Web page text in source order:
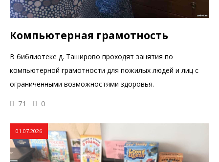
Компьютерная грамотность
В библиотеке д. Таширово проходят занятия по
компьютерной грамотности для пожилых людей и лиц с
ограниченными возможностями здоровья.
71 0
01.07.2026